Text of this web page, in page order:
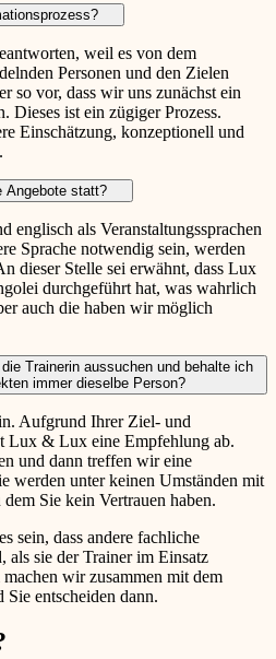
weil es von dem
Personen und den Zielen
so vor, dass wir uns zunächst ein
Dieses ist ein zügiger Prozess.
Einschätzung, konzeptionell und
Angebote statt?
englisch als Veranstaltungssprachen
Sprache notwendig sein, werden
dieser Stelle sei erwähnt, dass Lux
durchgeführt hat, was wahrlich
auch die haben wir möglich
Trainerin aussuchen und behalte ich
immer dieselbe Person?
Aufgrund Ihrer Ziel- und
Lux & Lux eine Empfehlung ab.
und dann treffen wir eine
werden unter keinen Umständen mit
Sie kein Vertrauen haben.
sein, dass andere fachliche
als sie der Trainer im Einsatz
wir zusammen mit dem
entscheiden dann.